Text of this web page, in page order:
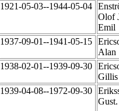
1921-05-03--1944-05-04
Olof
Emil
1937-09-01--1941-05-15
Alan
1938-02-01--1939-09-30
1939-04-08--1972-09-30